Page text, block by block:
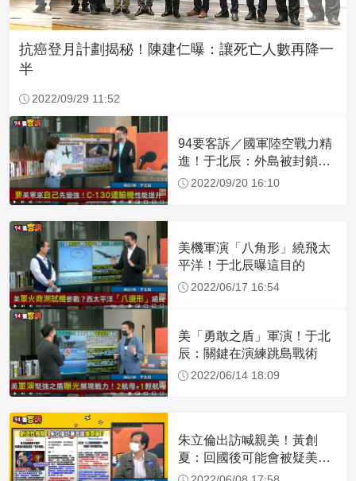
抗癌登月計劃揭秘！陳建仁曝：讓死亡人數再降一
半
2022/09/29 11:52
94要客訴／國軍陸空戰力精
進！于北辰：外島被封鎖可
空中補給
2022/09/20 16:10
美機軍演「八角形」繞飛太
平洋！于北辰曝這目的
2022/06/17 16:54
美「勇敢之盾」軍演！于北
辰：關鍵在演練跳島戰術
2022/06/14 18:09
朱立倫出訪喊親美！黃創
夏：回國後可能會被疑美派
圍剿